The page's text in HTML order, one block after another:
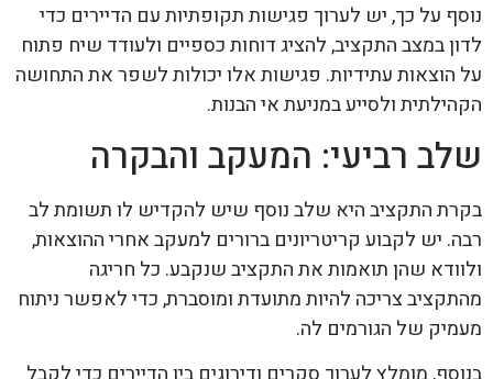
נוסף על כך, יש לערוך פגישות תקופתיות עם הדיירים כדי
לדון במצב התקציב, להציג דוחות כספיים ולעודד שיח פתוח
על הוצאות עתידיות. פגישות אלו יכולות לשפר את התחושה
הקהילתית ולסייע במניעת אי הבנות.
שלב רביעי: המעקב והבקרה
בקרת התקציב היא שלב נוסף שיש להקדיש לו תשומת לב
רבה. יש לקבוע קריטריונים ברורים למעקב אחרי ההוצאות,
ולוודא שהן תואמות את התקציב שנקבע. כל חריגה
מהתקציב צריכה להיות מתועדת ומוסברת, כדי לאפשר ניתוח
מעמיק של הגורמים לה.